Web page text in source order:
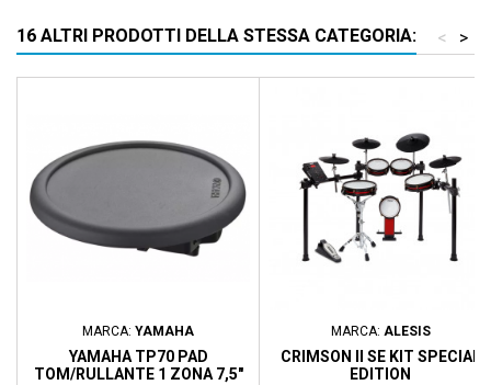
16 ALTRI PRODOTTI DELLA STESSA CATEGORIA: >
<
MARCA: YAMAHA
YAMAHA TP70 PAD
TOM/RULLANTE 1 ZONA 7,5"
MARCA: ALESIS
CRIMSON II SE KIT SPECIAL
EDITION